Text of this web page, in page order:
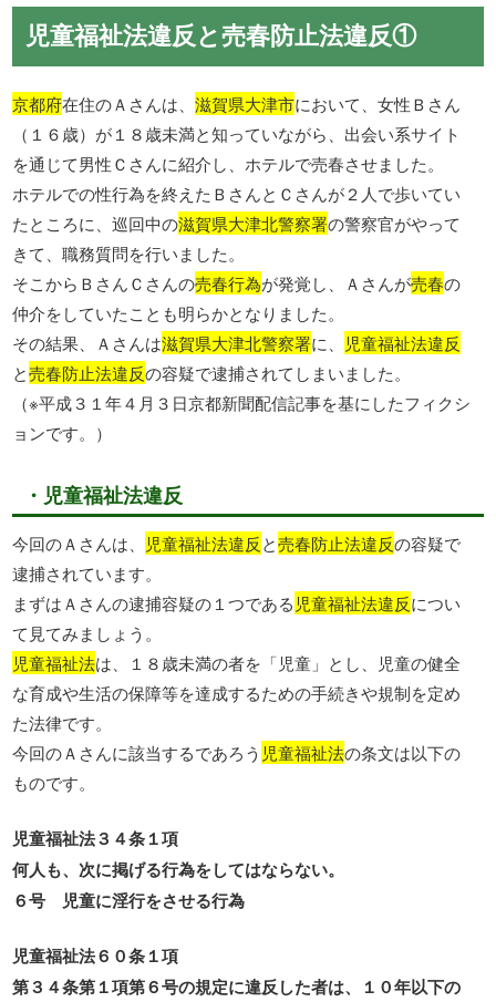
児童福祉法違反と売春防止法違反①
京都府在住のＡさんは、滋賀県大津市において、女性Ｂさん
（１６歳）が１８歳未満と知っていながら、出会い系サイト
を通じて男性Ｃさんに紹介し、ホテルで売春させました。
ホテルでの性行為を終えたＢさんとＣさんが２人で歩いてい
たところに、巡回中の滋賀県大津北警察署の警察官がやって
きて、職務質問を行いました。
そこからＢさんＣさんの売春行為が発覚し、Ａさんが売春の
仲介をしていたことも明らかとなりました。
その結果、Ａさんは滋賀県大津北警察署に、
児童福祉法違反
と売春防止法違反の容疑で逮捕されてしまいました。
（※平成３１年４月３日京都新聞配信記事を基にしたフィクシ
ョンです。）
・児童福祉法違反
今回のＡさんは、 児童福祉法違反と売春防止法違反の容疑で
逮捕されています。
まずはＡさんの逮捕容疑の１つである 児童福祉法違反につい
て見てみましょう。
児童福祉法は、１８歳未満の者を「児童」とし、児童の健全
な育成や生活の保障等を達成するための手続きや規制を定め
た法律です。
今回のＡさんに該当するであろう 児童福祉法の条文は以下の
ものです。
児童福祉法３４条１項
何人も、次に掲げる行為をしてはならない。
６号 児童に淫行をさせる行為
児童福祉法６０条１項
第３４条第１項第６号の規定に違反した者は、１０年以下の